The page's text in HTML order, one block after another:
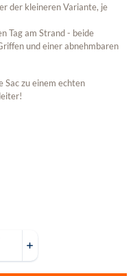
der kleineren Variante, je
Tag am Strand - beide
und einer abnehmbaren
Sac zu einem echten